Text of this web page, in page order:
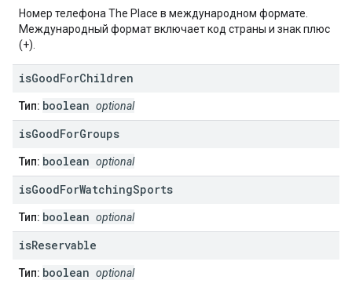
Номер телефона The Place в международном формате.
Международный формат включает код страны и знак плюс
(+).
isGoodForChildren
Тип: boolean optional
isGoodForGroups
Тип: boolean optional
isGoodForWatchingSports
Тип: boolean optional
isReservable
Тип: boolean optional